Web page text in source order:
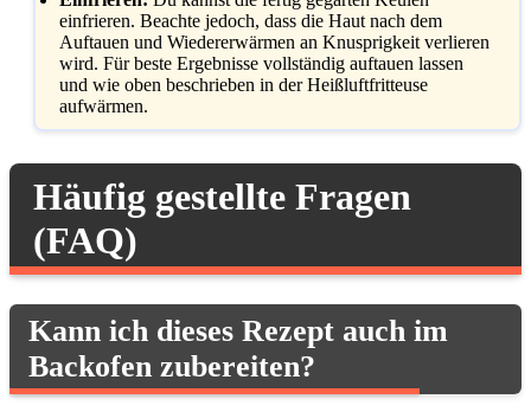
einfrieren. Beachte jedoch, dass die Haut nach dem
Auftauen und Wiedererwärmen an Knusprigkeit verlieren
wird. Für beste Ergebnisse vollständig auftauen lassen
und wie oben beschrieben in der Heißluftfritteuse
aufwärmen.
Häufig gestellte Fragen
(FAQ)
Kann ich dieses Rezept auch im
Backofen zubereiten?